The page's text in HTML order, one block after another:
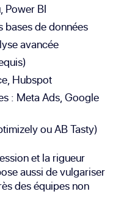
Power BI
bases de données
avancée
Hubspot
: Meta Ads, Google
ou AB Tasty)
et la rigueur
aussi de vulgariser
des équipes non